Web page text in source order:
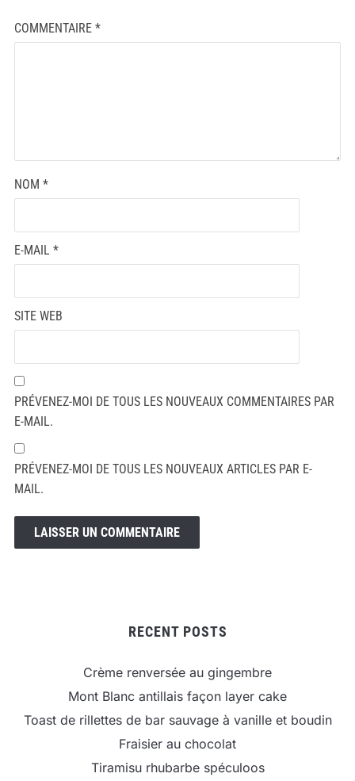
COMMENTAIRE *
NOM *
E-MAIL *
SITE WEB
PRÉVENEZ-MOI DE TOUS LES NOUVEAUX COMMENTAIRES PAR
E-MAIL.
PRÉVENEZ-MOI DE TOUS LES NOUVEAUX ARTICLES PAR E-
MAIL.
RECENT POSTS
Crème renversée au gingembre
Mont Blanc antillais façon layer cake
Toast de rillettes de bar sauvage à vanille et boudin
Fraisier au chocolat
Tiramisu rhubarbe spéculoos